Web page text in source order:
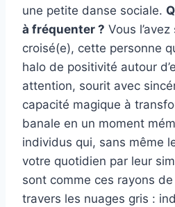
une petite danse sociale.
à fréquenter ? Vous
croisé(e), cette personne
halo de positivité autour
attention, sourit avec
capacité magique à
banale en un moment
individus qui, sans même
votre quotidien par leur
sont comme ces rayons
travers les nuages gris :